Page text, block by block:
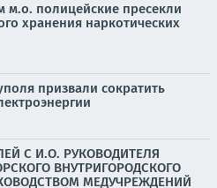
м.о. полицейские пресекли
хранения наркотических
призвали сократить
С И.О. РУКОВОДИТЕЛЯ
ВНУТРИГОРОДСКОГО
МЕДУЧРЕЖДЕНИЙ